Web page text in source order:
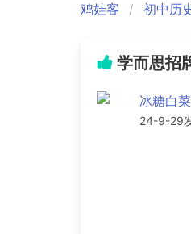
鸡娃客 初中历
学而思招
冰糖白菜
24-9-29